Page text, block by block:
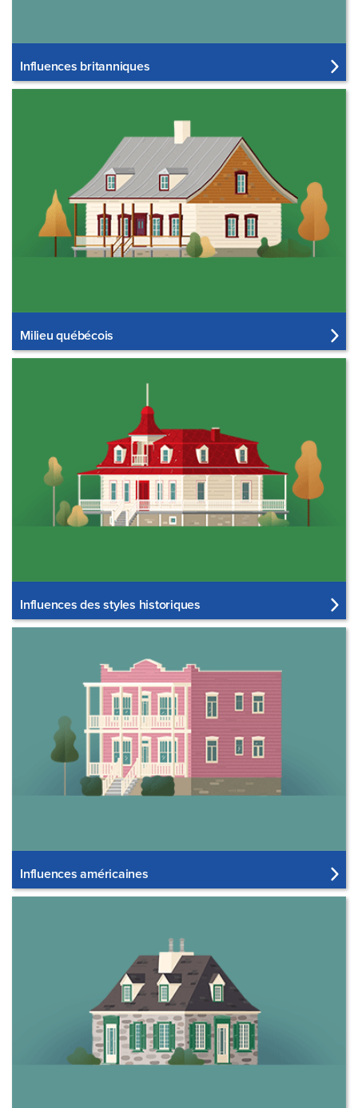
Influences britanniques
Milieu québécois
Influences des styles historiques
Influences américaines